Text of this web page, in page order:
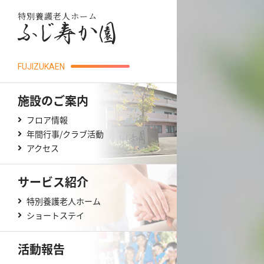
特別養護老人ホーム
FUJIZUKAEN
施設のご案内
フロア情報
年間行事/クラブ活動
アクセス
サービス紹介
特別養護老人ホーム
ショートステイ
活動報告